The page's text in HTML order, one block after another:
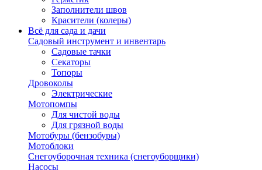
Заполнители швов
Красители (колеры)
Всё для сада и дачи
Садовый инструмент и инвентарь
Садовые тачки
Секаторы
Топоры
Дровоколы
Электрические
Мотопомпы
Для чистой воды
Для грязной воды
Мотобуры (бензобуры)
Мотоблоки
Снегоуборочная техника (снегоуборщики)
Насосы